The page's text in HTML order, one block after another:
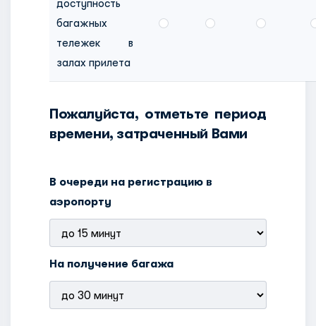
доступность
багажных
тележек в
залах прилета
Пожалуйста, отметьте период
времени, затраченный Вами
В очереди на регистрацию в
аэропорту
На получение багажа